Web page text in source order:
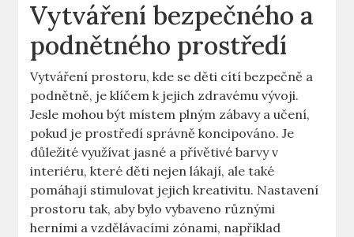
Vytváření bezpečného a
podnětného prostředí
Vytváření prostoru, kde se děti cítí bezpečně a
podnětně, je klíčem k jejich zdravému vývoji.
Jesle mohou být místem plným zábavy a učení,
pokud je prostředí správně koncipováno. Je
důležité využívat jasné a přívětivé barvy v
interiéru, které děti nejen lákají, ale také
pomáhají stimulovat jejich kreativitu. Nastavení
prostoru tak, aby bylo vybaveno různými
herními a vzdělávacími zónami, například